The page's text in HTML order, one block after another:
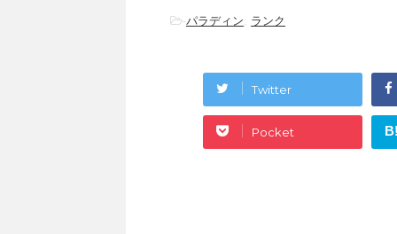
-パラディン, ランク
Twitter
Pocket